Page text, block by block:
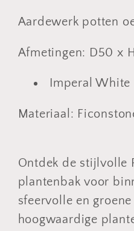
Aardewerk potten
Afmetingen: D50 x
Imperal White
Materiaal:
Ontdek de stijlvolle
plantenbak voor
sfeervolle en
hoogwaardige